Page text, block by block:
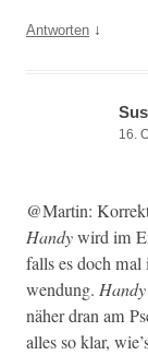
Antworten ↓
16.
@Martin:
Handywird im
falls es doch
wen­dung. Handy
näher dran am
alles so klar,